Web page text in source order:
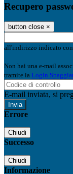
Recupero
button close ×
all'indirizzo indicato
Non hai una e-mail
tramite la Login
E-mail inviata, si
Errore
Chiudi
Successo
Chiudi
Informazione